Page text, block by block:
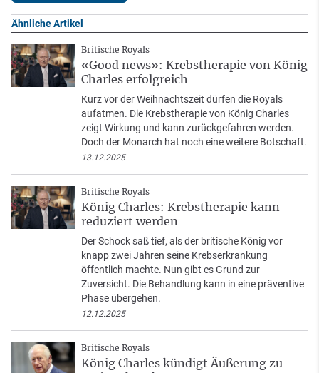
Ähnliche Artikel
Britische Royals
«Good news»: Krebstherapie von König
Charles erfolgreich
Kurz vor der Weihnachtszeit dürfen die Royals
aufatmen. Die Krebstherapie von König Charles
zeigt Wirkung und kann zurückgefahren werden.
Doch der Monarch hat noch eine weitere Botschaft.
13.12.2025
Britische Royals
König Charles: Krebstherapie kann
reduziert werden
Der Schock saß tief, als der britische König vor
knapp zwei Jahren seine Krebserkrankung
öffentlich machte. Nun gibt es Grund zur
Zuversicht. Die Behandlung kann in eine präventive
Phase übergehen.
12.12.2025
Britische Royals
König Charles kündigt Äußerung zu